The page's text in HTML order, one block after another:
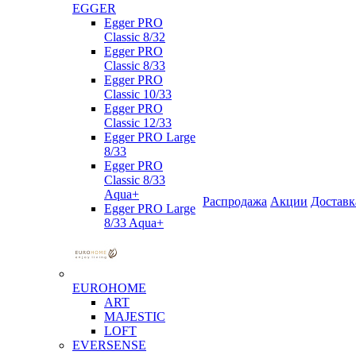
EGGER
Egger PRO
Classic 8/32
Egger PRO
Classic 8/33
Egger PRO
Classic 10/33
Egger PRO
Classic 12/33
Egger PRO Large
8/33
Egger PRO
Classic 8/33
Aqua+
Egger PRO Large
8/33 Aqua+
EUROHOME
ART
MAJESTIC
LOFT
EVERSENSE
Распродажа Акции